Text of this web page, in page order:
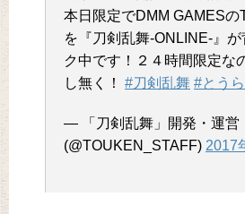
本日限定でDMM GAMESの
を『刀剣乱舞-ONLINE-』が
ク中です！２４時間限定な
し無く！ #刀剣乱舞 #とう
— 「刀剣乱舞」開発・運営
(@TOUKEN_STAFF) 2017